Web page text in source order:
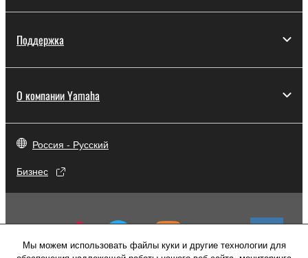
Поддержка
О компании Yamaha
Россия - Русский
Бизнес
Мы можем использовать файлы куки и другие технологии для